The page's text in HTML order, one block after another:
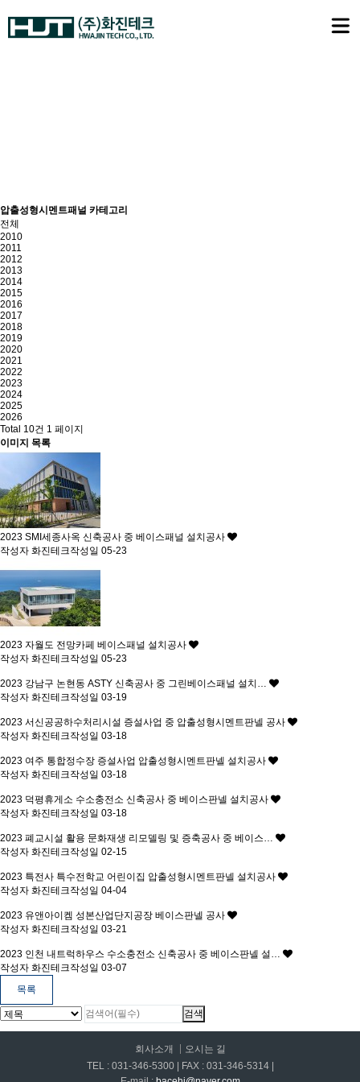
압출성형시멘트패널 카테고리
전체
2010
2011
2012
2013
2014
2015
2016
2017
2018
2019
2020
2021
2022
2023
2024
2025
2026
Total 10건 1 페이지
이미지 목록
2023 SMI세종사옥 신축공사 중 베이스패널 설치공사
작성자 화진테크작성일 05-23
2023 자월도 전망카페 베이스패널 설치공사
작성자 화진테크작성일 05-23
2023 강남구 논현동 ASTY 신축공사 중 그린베이스패널 설치…
작성자 화진테크작성일 03-19
2023 서신공공하수처리시설 증설사업 중 압출성형시멘트판넬 공사
작성자 화진테크작성일 03-18
2023 여주 통합정수장 증설사업 압출성형시멘트판넬 설치공사
작성자 화진테크작성일 03-18
2023 덕평휴게소 수소충전소 신축공사 중 베이스판넬 설치공사
작성자 화진테크작성일 03-18
2023 폐교시설 활용 문화재생 리모델링 및 증축공사 중 베이스…
작성자 화진테크작성일 02-15
2023 특전사 특수전학교 어린이집 압출성형시멘트판넬 설치공사
작성자 화진테크작성일 04-04
2023 유앤아이켐 성본산업단지공장 베이스판넬 공사
작성자 화진테크작성일 03-21
2023 인천 내트럭하우스 수소충전소 신축공사 중 베이스판넬 설…
작성자 화진테크작성일 03-07
목록
회사소개
오시는 길
TEL : 031-346-5300 | FAX : 031-346-5314 |